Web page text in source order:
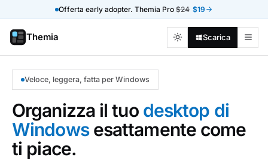
Offerta early adopter. Themia Pro $24 $19
Themia Scarica
Veloce, leggera, fatta per Windows
Organizza il tuo desktop di
Windowsesattamente come
ti piace.